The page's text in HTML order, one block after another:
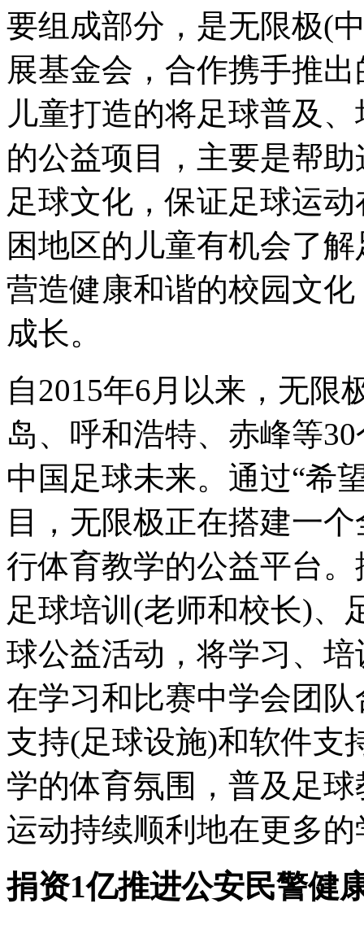
要组成部分，是无限极(
展基金会，合作携手推
儿童打造的将足球普及
的公益项目，主要是帮
足球文化，保证足球运
困地区的儿童有机会了
营造健康和谐的校园文
成长。
自2015年6月以来，无限
岛、呼和浩特、赤峰等
中国足球未来。通过“希
目，无限极正在搭建一
行体育教学的公益平台
足球培训(老师和校长)、
球公益活动，将学习、
在学习和比赛中学会团
支持(足球设施)和软件支
学的体育氛围，普及足
运动持续顺利地在更多
捐资1亿推进公安民警健